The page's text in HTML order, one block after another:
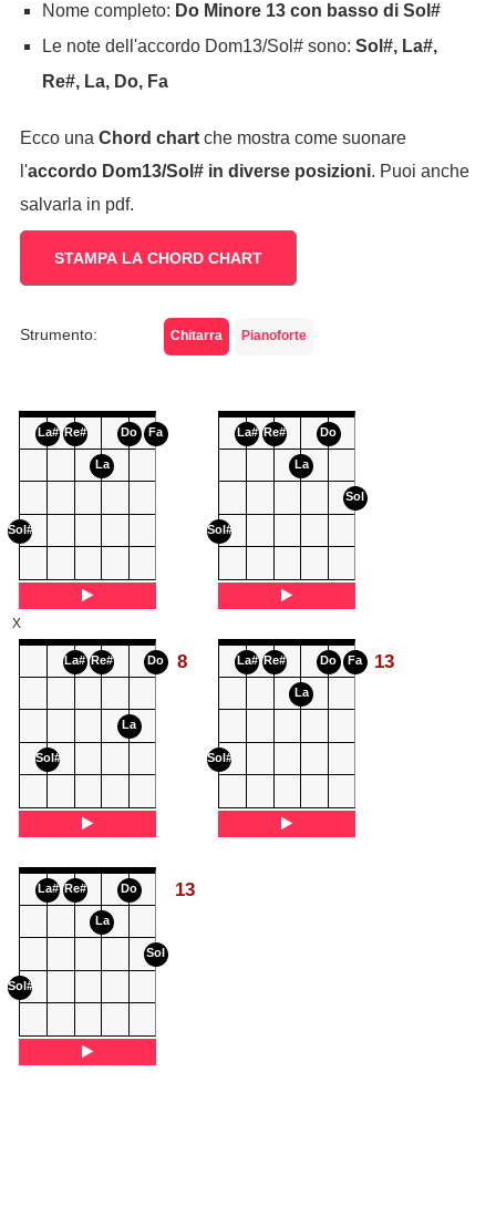
Nome completo: Do Minore 13 con basso di Sol#
Le note dell'accordo Dom13/Sol# sono: Sol#, La#,
Re#, La, Do, Fa
Ecco una Chord chartche mostra come suonare
l'accordo Dom13/Sol#in diverse posizioni. Puoi anche
salvarla in pdf.
STAMPA LA CHORD CHART
Strumento: Chitarra Pianoforte
Sol#
La# Re#
La
Do Fa
Sol#
La# Re#
La
Do
Sol
Sol#
La# Re#
La
Do
X
8
Sol#
La# Re#
La
Do Fa 13
Sol#
La# Re#
La
Do
Sol
13